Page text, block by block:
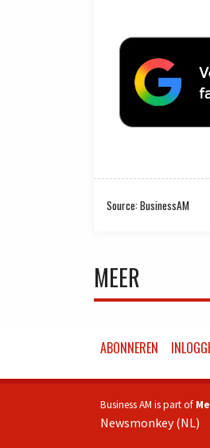
Source: BusinessAM
MEER
ABONNEREN
Business AM is part of
Newsmonkey (NL)